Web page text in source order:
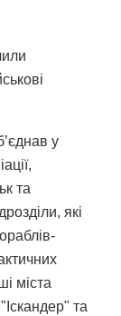
у
та
які
міста
та